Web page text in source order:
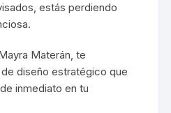
estás perdiendo
Materán, te
diseño estratégico que
inmediato en tu